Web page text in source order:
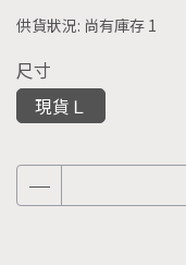
供貨狀況: 尚有庫存 1
尺寸
現貨Ｌ